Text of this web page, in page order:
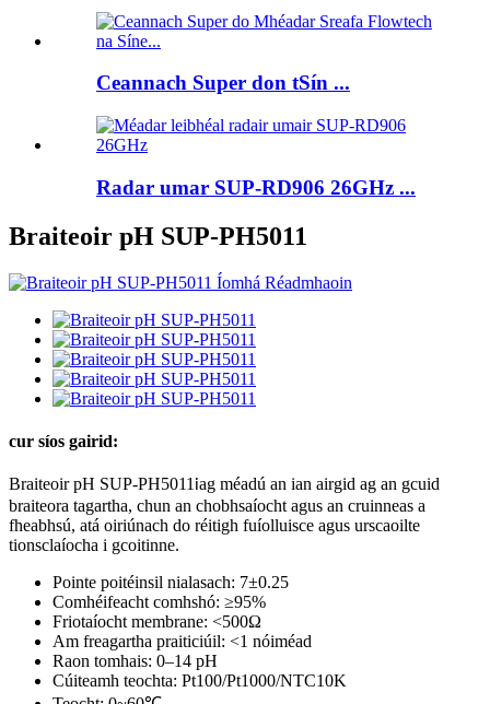
Ceannach Super don tSín ...
Radar umar SUP-RD906 26GHz ...
Braiteoir pH SUP-PH5011
cur síos gairid:
Braiteoir pH SUP-PH5011 iag méadú an ian airgid ag an gcuid
braiteora tagartha, chun an chobhsaíocht agus an cruinneas a
fheabhsú, atá oiriúnach do réitigh fuíolluisce agus urscaoilte
tionsclaíocha i gcoitinne.
Pointe poitéinsil nialasach: 7±0.25
Comhéifeacht comhshó: ≥95%
Friotaíocht membrane: <500Ω
Am freagartha praiticiúil: <1 nóiméad
Raon tomhais: 0–14 pH
Cúiteamh teochta: Pt100/Pt1000/NTC10K